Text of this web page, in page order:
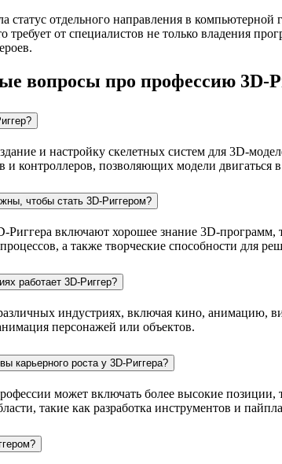
статус отдельного направления в
требует от специалистов не только владения
вопросы про профессию 3D-
и настройку скелетных систем для 3D-
и контроллеров, позволяющих модели
чтобы стать 3D-Риггером?
включают хорошее знание 3D-
а также творческие способности для
работает 3D-Риггер?
индустриях, включая кино, анимацию,
персонажей или объектов.
карьерного роста у 3D-Риггера?
может включать более высокие
такие как разработка инструментов и